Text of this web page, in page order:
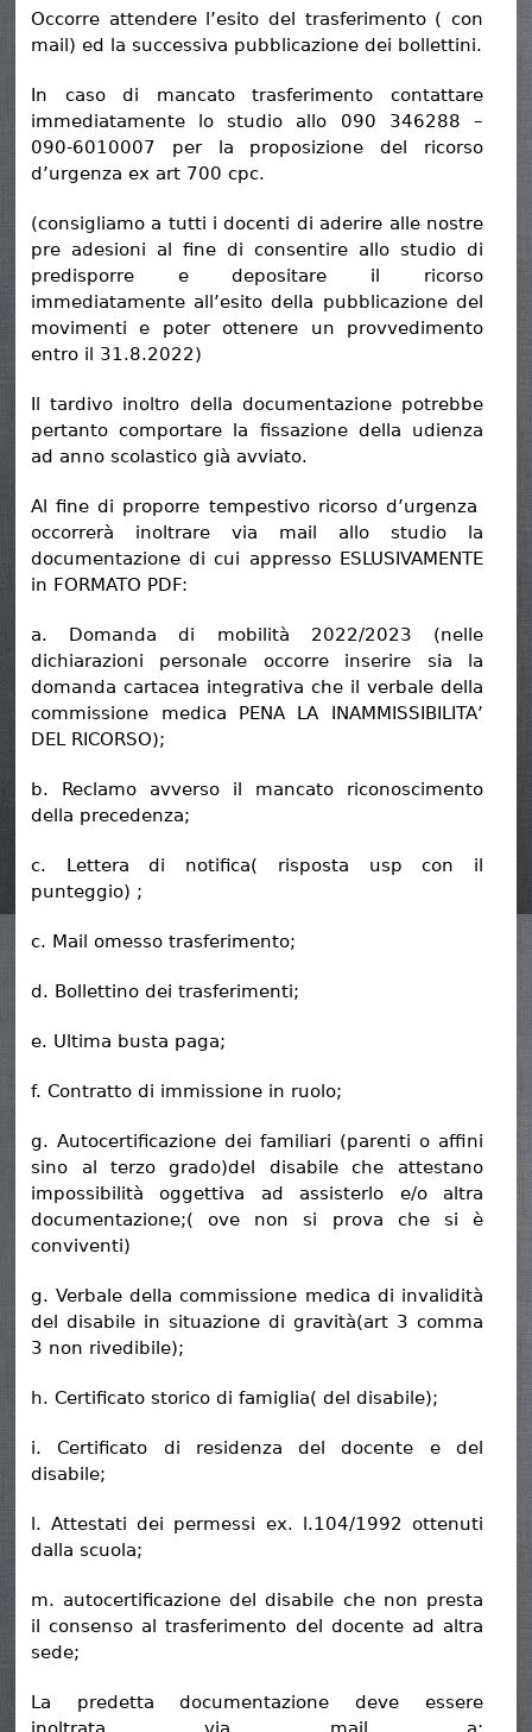
Occorre attendere l’esito del trasferimento ( con
mail) ed la successiva pubblicazione dei bollettini.
In caso di mancato trasferimento contattare
immediatamente lo studio allo 090 346288 –
090-6010007 per la proposizione del ricorso
d’urgenza ex art 700 cpc.
(consigliamo a tutti i docenti di aderire alle nostre
pre adesioni al fine di consentire allo studio di
predisporre e depositare il ricorso
immediatamente all’esito della pubblicazione del
movimenti e poter ottenere un provvedimento
entro il 31.8.2022)
Il tardivo inoltro della documentazione potrebbe
pertanto comportare la fissazione della udienza
ad anno scolastico già avviato.
Al fine di proporre tempestivo ricorso d’urgenza
occorrerà inoltrare via mail allo studio la
documentazione di cui appresso ESLUSIVAMENTE
in FORMATO PDF:
a. Domanda di mobilità 2022/2023 (nelle
dichiarazioni personale occorre inserire sia la
domanda cartacea integrativa che il verbale della
commissione medica PENA LA INAMMISSIBILITA’
DEL RICORSO);
b. Reclamo avverso il mancato riconoscimento
della precedenza;
c. Lettera di notifica( risposta usp con il
punteggio) ;
c. Mail omesso trasferimento;
d. Bollettino dei trasferimenti;
e. Ultima busta paga;
f. Contratto di immissione in ruolo;
g. Autocertificazione dei familiari (parenti o affini
sino al terzo grado)del disabile che attestano
impossibilità oggettiva ad assisterlo e/o altra
documentazione;( ove non si prova che si è
conviventi)
g. Verbale della commissione medica di invalidità
del disabile in situazione di gravità(art 3 comma
3 non rivedibile);
h. Certificato storico di famiglia( del disabile);
i. Certificato di residenza del docente e del
disabile;
l. Attestati dei permessi ex. l.104/1992 ottenuti
dalla scuola;
m. autocertificazione del disabile che non presta
il consenso al trasferimento del docente ad altra
sede;
La predetta documentazione deve essere